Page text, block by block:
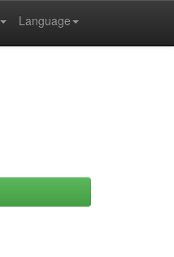
Language